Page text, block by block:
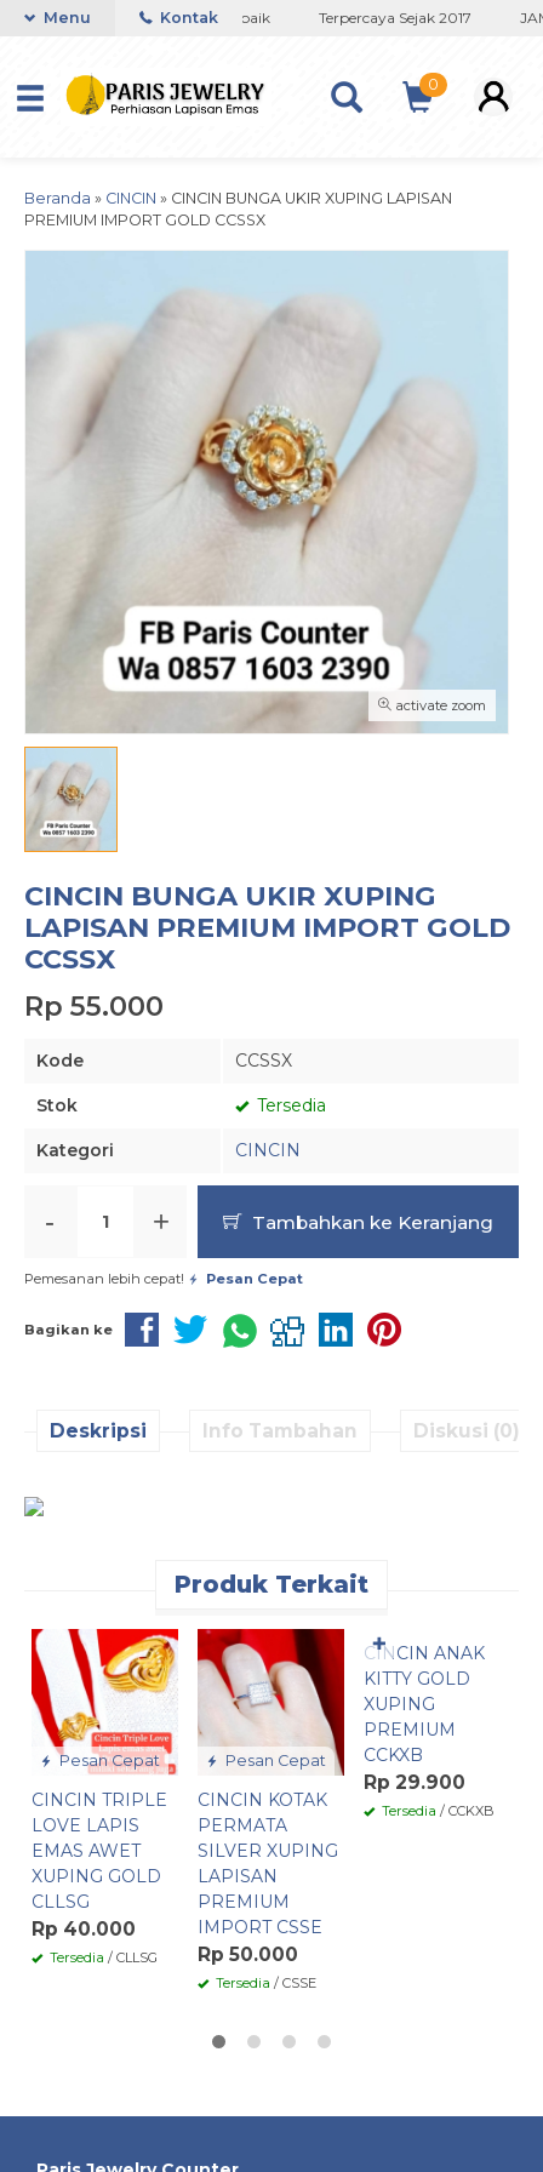
Titanium Lapisan Emas Terbaik Terpercaya Sejak 2017
Menu Kontak
0
Beranda » CINCIN » CINCIN BUNGA UKIR XUPING LAPISAN
PREMIUM IMPORT GOLD CCSSX
activate zoom
CINCIN BUNGA UKIR XUPING
LAPISAN PREMIUM IMPORT GOLD
CCSSX
Rp 55.000
Kode CCSSX
Stok Tersedia
Kategori CINCIN
- + Tambahkan ke Keranjang
Pemesanan lebih cepat! Pesan Cepat
Bagikan ke
Deskripsi Info Tambahan Diskusi (0)
Produk Terkait
Pesan Cepat
CINCIN TRIPLE
LOVE LAPIS
EMAS AWET
XUPING GOLD
CLLSG
Rp 40.000
Tersedia / CLLSG
Pesan Cepat
CINCIN KOTAK
PERMATA
SILVER XUPING
LAPISAN
PREMIUM
IMPORT CSSE
Rp 50.000
Tersedia / CSSE
CINCIN ANAK
KITTY GOLD
XUPING
PREMIUM
CCKXB
Rp 29.900
Tersedia / CCKXB
✚